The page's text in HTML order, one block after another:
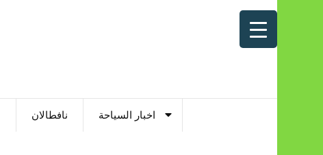
نافطالان اخبار السياحة